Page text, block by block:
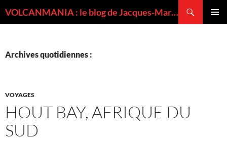
VOLCANMANIA : le blog de Jacques-Marie BARDINTZEFF, volcanologue
Archives quotidiennes :
VOYAGES
HOUT BAY, AFRIQUE DU
SUD